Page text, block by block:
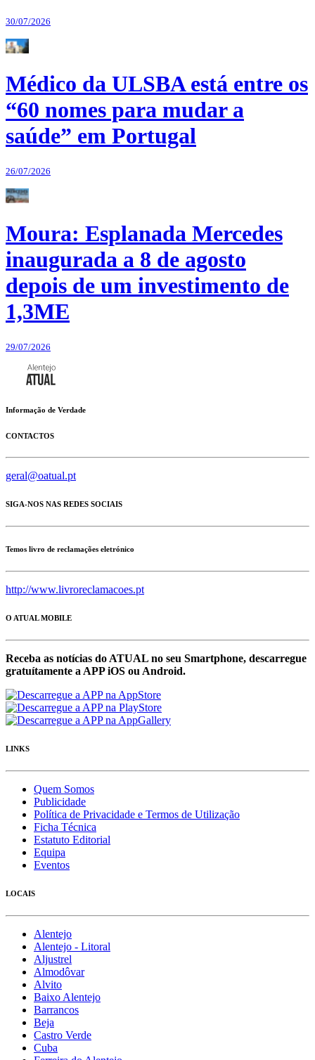
30/07/2026
Médico da ULSBA está entre os
“60 nomes para mudar a
saúde” em Portugal
26/07/2026
Moura: Esplanada Mercedes
inaugurada a 8 de agosto
depois de um investimento de
1,3ME
29/07/2026
Informação de Verdade
CONTACTOS
geral@oatual.pt
SIGA-NOS NAS REDES SOCIAIS
Temos livro de reclamações eletrónico
http://www.livroreclamacoes.pt
O ATUAL MOBILE
Receba as notícias do ATUAL no seu Smartphone, descarregue
gratuítamente a APP iOS ou Android.
LINKS
Quem Somos
Publicidade
Política de Privacidade e Termos de Utilização
Ficha Técnica
Estatuto Editorial
Equipa
Eventos
LOCAIS
Alentejo
Alentejo - Litoral
Aljustrel
Almodôvar
Alvito
Baixo Alentejo
Barrancos
Beja
Castro Verde
Cuba